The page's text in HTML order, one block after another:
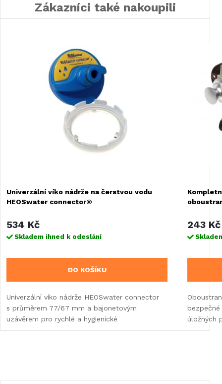
Zákazníci také nakoupili
Univerzální víko nádrže na čerstvou vodu
HEOSwater connector®
534 Kč
Skladem ihned k odeslání
DO KOŠÍKU
Univerzální víko nádrže HEOSwater connector
s průměrem 77/67 mm a bajonetovým
uzávěrem pro rychlé a hygienické
243 Kč
bezpečné
úložných